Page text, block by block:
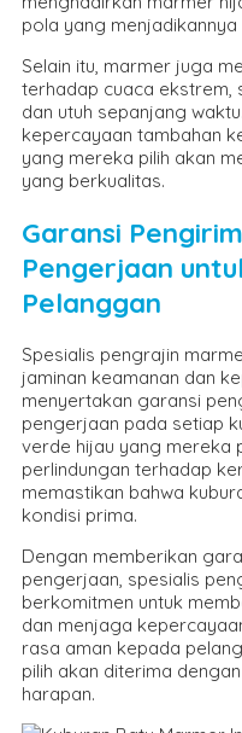
pola yang
Selain itu, marmer juga
terhadap cuaca ekstrem,
dan utuh sepanjang
kepercayaan tambahan
yang mereka pilih akan
yang berkualitas.
Garansi
Pengerjaan
Pelanggan
Spesialis pengrajin
jaminan keamanan dan
menyertakan garansi
pengerjaan pada setiap
verde hijau yang mereka
perlindungan terhadap
memastikan bahwa
kondisi prima.
Dengan memberikan
pengerjaan, spesialis
berkomitmen untuk
dan menjaga
rasa aman kepada
pilih akan diterima
harapan.